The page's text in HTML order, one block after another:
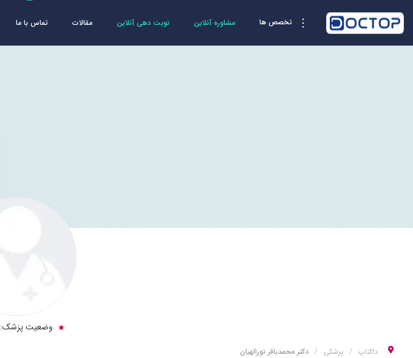
تخصص ها مشاوره آنلاین نوبت دهی آنلاین مقالات تماس با ما
وضعیت پزشک:
داکتاپ پزشکی دکتر محمدباقر نورالهیان